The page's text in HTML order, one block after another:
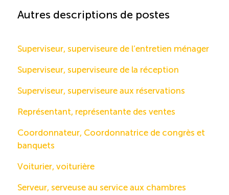
Autres descriptions de postes
Superviseur, superviseure de l’entretien ménager
Superviseur, superviseure de la réception
Superviseur, superviseure aux réservations
Représentant, représentante des ventes
Coordonnateur, Coordonnatrice de congrès et
banquets
Voiturier, voiturière
Serveur, serveuse au service aux chambres